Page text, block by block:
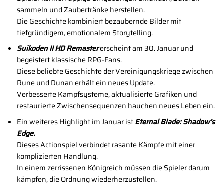
sammeln und Zaubertränke herstellen.
Die Geschichte kombiniert bezaubernde Bilder mit
tiefgründigem, emotionalem Storytelling.
Suikoden II HD Remastererscheint am 30. Januar und
begeistert klassische RPG-Fans.
Diese beliebte Geschichte der Vereinigungskriege zwischen
Rune und Dunan erhält ein neues Update.
Verbesserte Kampfsysteme, aktualisierte Grafiken und
restaurierte Zwischensequenzen hauchen neues Leben ein.
Ein weiteres Highlight im Januar istEternal Blade: Shadow’s
Edge.
Dieses Actionspiel verbindet rasante Kämpfe mit einer
komplizierten Handlung.
In einem zerrissenen Königreich müssen die Spieler darum
kämpfen, die Ordnung wiederherzustellen.